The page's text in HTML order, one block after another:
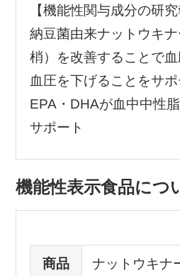
【機能性関与成分の研究
納豆菌由来ナットウキ
梢）を改善することで
血圧を下げることをサポ
EPA・DHAが血中中性
サポート
機能性表示食品につ
商品
ナットウキナ